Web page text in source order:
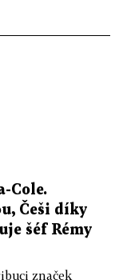
Cole.
Češi díky
šéf Rémy
značek